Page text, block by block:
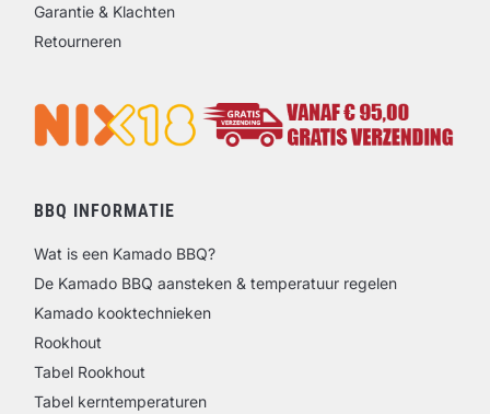
Garantie & Klachten
Retourneren
BBQ INFORMATIE
Wat is een Kamado BBQ?
De Kamado BBQ aansteken & temperatuur regelen
Kamado kooktechnieken
Rookhout
Tabel Rookhout
Tabel kerntemperaturen